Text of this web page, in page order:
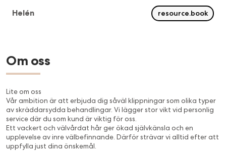
Helén resource.book
Om oss
Lite om oss
Vår ambition är att erbjuda dig såväl klippningar som olika typer
av skräddarsydda behandlingar. Vi lägger stor vikt vid personlig
service där du som kund är viktig för oss.
Ett vackert och välvårdat hår ger ökad självkänsla och en
upplevelse av inre välbefinnande. Därför strävar vi alltid efter att
uppfylla just dina önskemål.